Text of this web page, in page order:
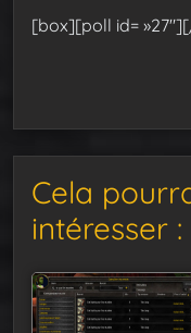
[box][poll id=
Cela
intéresser :